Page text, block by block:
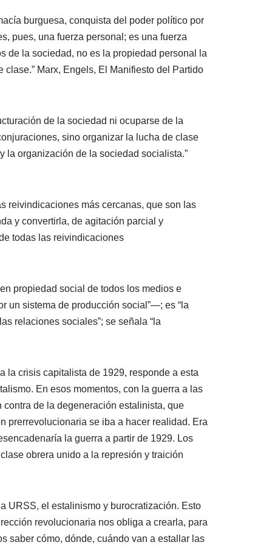
burguesa, conquista del poder político por
pues, una fuerza personal; es una fuerza
de la sociedad, no es la propiedad personal la
Marx, Engels, El Manifiesto del Partido
de la sociedad ni ocuparse de la
sino organizar la lucha de clase
la organización de la sociedad socialista.”
reivindicaciones más cercanas, que son las
y convertirla, de agitación parcial y
todas las reivindicaciones
propiedad social de todos los medios e
un sistema de producción social”—; es “la
relaciones sociales”; se señala “la
la crisis capitalista de 1929, responde a esta
En esos momentos, con la guerra a las
de la degeneración estalinista, que
prerrevolucionaria se iba a hacer realidad. Era
la guerra a partir de 1929. Los
obrera unido a la represión y traición
URSS, el estalinismo y burocratización. Esto
revolucionaria nos obliga a crearla, para
saber cómo, dónde, cuándo van a estallar las